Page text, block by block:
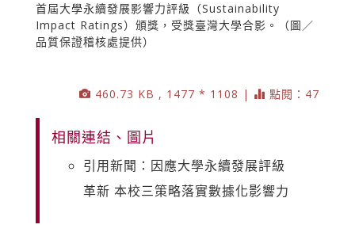
首屆大學永續發展影響力評級（Sustainability
Impact Ratings）頒獎，受獎臺灣大學合影。（圖／
品質保證稽核處提供）
460.73 KB , 1477 * 1108 | 點閱：47
相關連結、圖片
引用新聞：因應大學永續發展評級
革新 本校三策略落實數據化影響力